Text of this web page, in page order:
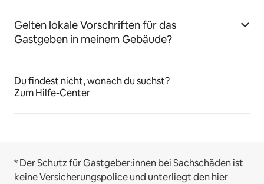
Gelten lokale Vorschriften für das
Gastgeben in meinem Gebäude?
Du findest nicht, wonach du suchst?
Zum Hilfe-Center
* Der Schutz für Gastgeber:innen bei Sachschäden ist
keine Versicherungspolice und unterliegt den hier